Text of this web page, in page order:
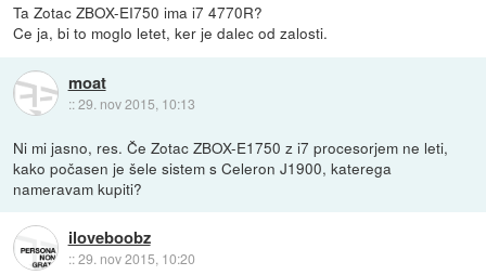
Ta Zotac ZBOX-EI750 ima i7 4770R?
Ce ja, bi to moglo letet, ker je dalec od zalosti.
moat
::29. nov 2015, 10:13
Ni mi jasno, res. Če Zotac ZBOX-E1750 z i7 procesorjem ne leti,
kako počasen je šele sistem s Celeron J1900, katerega
nameravam kupiti?
iloveboobz
::29. nov 2015, 10:20